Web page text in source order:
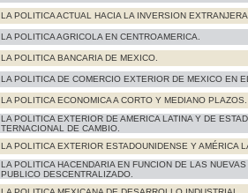
LA POLITICA ACTUAL HACIA LA INVERSION
LA POLITICA AGRICOLA EN CENTROAMERICA.
LA POLITICA BANCARIA DE MEXICO.
LA POLITICA DE COMERCIO EXTERIOR DE MEXICO EN
LA POLITICA ECONOMICA A CORTO Y MEDIANO PLAZOS.
LA POLITICA EXTERIOR DE AMERICA LATINA Y DE
TERNACIONAL DE CAMBIO.
LA POLITICA EXTERIOR ESTADOUNIDENSE Y AMÉRICA
LA POLITICA HACENDARIA EN FUNCION DE LAS
PUBLICO DESCENTRALIZADO.